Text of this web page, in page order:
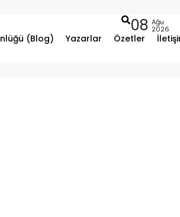
(Blog) Yazarlar Özetler
08 Ağu
2026